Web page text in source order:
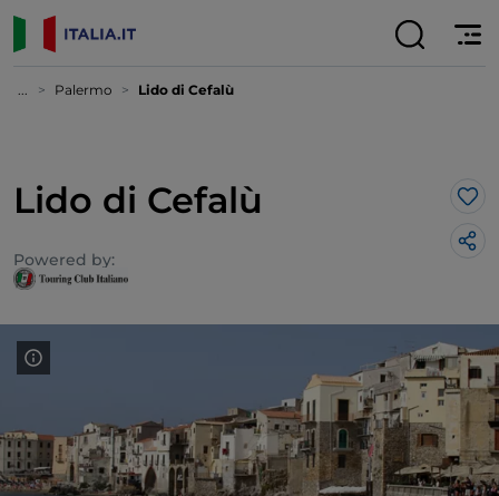
... Palermo Lido di Cefalù
Lido di Cefalù
Powered by: